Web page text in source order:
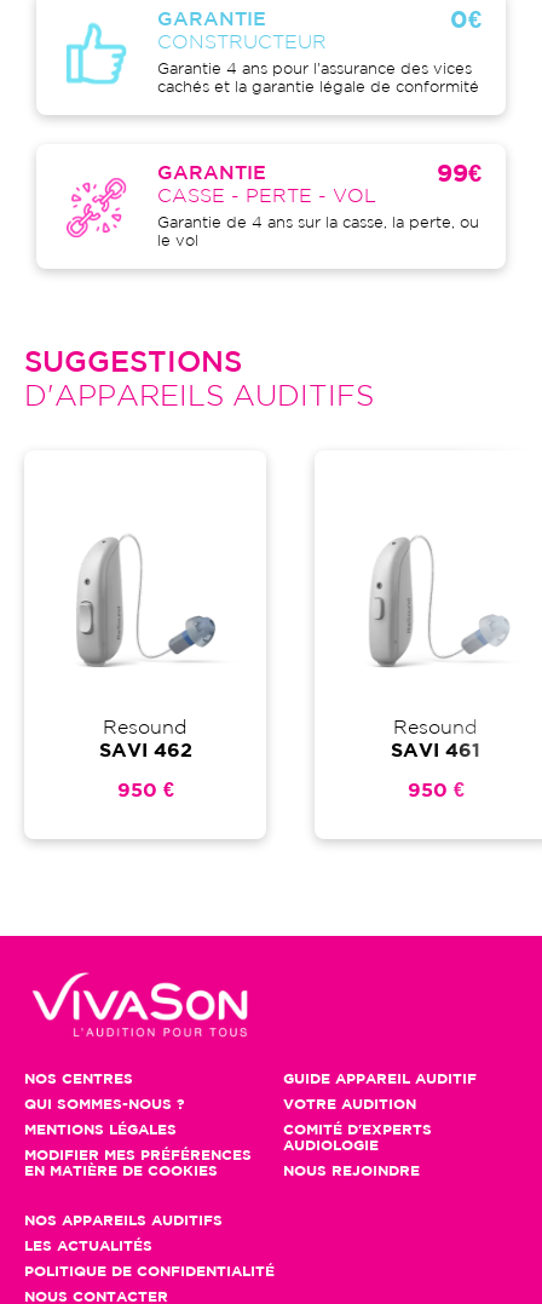
GARANTIE
CONSTRUCTEUR
0€
Garantie 4 ans pour l'assurance des vices
cachés et la garantie légale de conformité
GARANTIE
CASSE - PERTE - VOL
99€
Garantie de 4 ans sur la casse, la perte, ou
le vol
SUGGESTIONS
D'APPAREILS AUDITIFS
Resound
SAVI 462
950 €
Resound
SAVI 461
950 €
NOS CENTRES
QUI SOMMES-NOUS ?
MENTIONS LÉGALES
MODIFIER MES PRÉFÉRENCES
EN MATIÈRE DE COOKIES
GUIDE APPAREIL AUDITIF
VOTRE AUDITION
COMITÉ D'EXPERTS
AUDIOLOGIE
NOUS REJOINDRE
NOS APPAREILS AUDITIFS
LES ACTUALITÉS
POLITIQUE DE CONFIDENTIALITÉ
NOUS CONTACTER